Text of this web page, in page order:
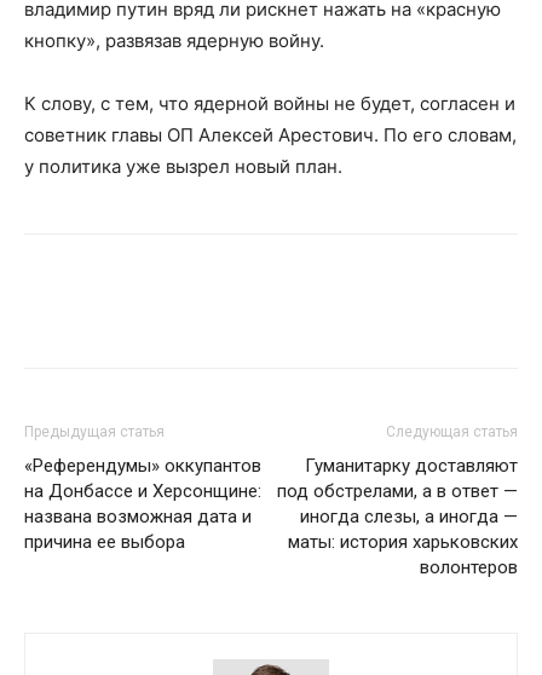
владимир путин вряд ли рискнет нажать на «красную
кнопку», развязав ядерную войну.
К слову, с тем, что ядерной войны не будет, согласен и
советник главы ОП Алексей Арестович. По его словам,
у политика уже вызрел новый план.
Предыдущая статья
«Референдумы» оккупантов
на Донбассе и Херсонщине:
названа возможная дата и
причина ее выбора
Следующая статья
Гуманитарку доставляют
под обстрелами, а в ответ —
иногда слезы, а иногда —
маты: история харьковских
волонтеров